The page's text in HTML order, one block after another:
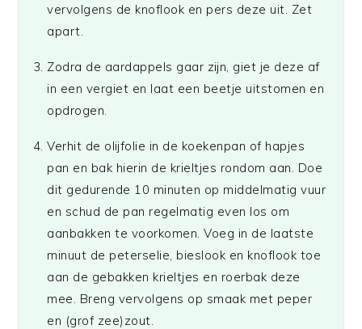
vervolgens de knoflook en pers deze uit. Zet
apart.
Zodra de aardappels gaar zijn, giet je deze af
in een vergiet en laat een beetje uitstomen en
opdrogen.
Verhit de olijfolie in de koekenpan of hapjes
pan en bak hierin de krieltjes rondom aan. Doe
dit gedurende 10 minuten op middelmatig vuur
en schud de pan regelmatig even los om
aanbakken te voorkomen. Voeg in de laatste
minuut de peterselie, bieslook en knoflook toe
aan de gebakken krieltjes en roerbak deze
mee. Breng vervolgens op smaak met peper
en (grof zee)zout.